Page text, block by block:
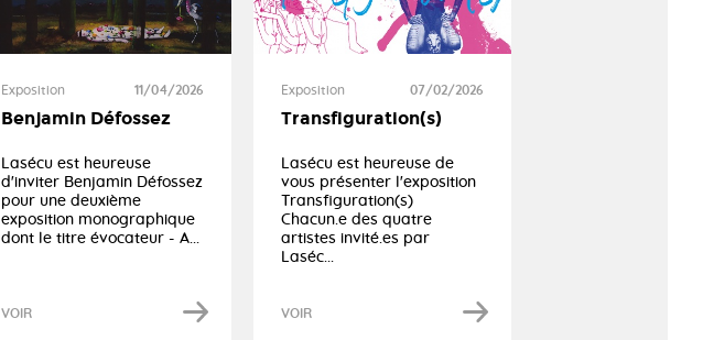
Exposition 11/04/2026
Benjamin Défossez
Lasécu est heureuse
d'inviter Benjamin Défossez
pour une deuxième
exposition monographique
dont le titre évocateur - A...
VOIR
Exposition 07/02/2026
Transfiguration(s)
Lasécu est heureuse de
vous présenter l'exposition
Transfiguration(s)
Chacun.e des quatre
artistes invité.es par
Laséc...
VOIR